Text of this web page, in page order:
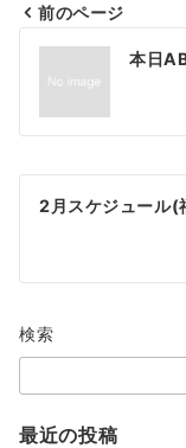
投
ナ
ビ
ゲ
シ
ョ
ン
前のページ
本日
2月スケジュール(
検索
最近の投稿